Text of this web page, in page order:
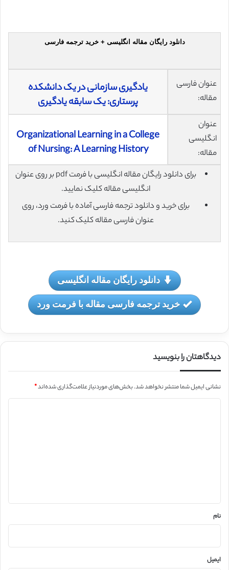
دانلود رایگان مقاله انگلیسی + خرید ترجمه فارسی
عنوان فارسی
مقاله:
یادگیری سازمانی در یک دانشکده
پرستاری: یک سابقه یادگیری
عنوان
انگلیسی
مقاله:
Organizational Learning in a College
of Nursing: A Learning History
برای دانلود رایگان مقاله انگلیسی با فرمت pdf بر روی عنوان
انگلیسی مقاله کلیک نمایید.
برای خرید و دانلود ترجمه فارسی آماده با فرمت ورد، روی
عنوان فارسی مقاله کلیک کنید.
دانلود رایگان مقاله انگلیسی
خرید ترجمه فارسی مقاله با فرمت ورد
دیدگاهتان را بنویسید
نشانی ایمیل شما منتشر نخواهد شد.بخش‌های موردنیاز علامت‌گذاری شده‌اند*
نام
ایمیل